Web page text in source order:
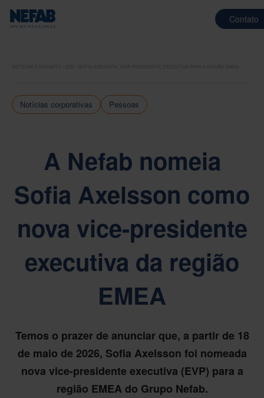
Contato
NOTÍCIAS E INSIGHTS SOFIA AXELSSON, VICE-PRESIDENTE EXECUTIVA PARA A REGIÃO EMEA
Notícias corporativas Pessoas
A Nefab nomeia
Sofia Axelsson como
nova vice-presidente
executiva da região
EMEA
Temos o prazer de anunciar que, a partir de 18
de maio de 2026, Sofia Axelsson foi nomeada
nova vice-presidente executiva (EVP) para a
região EMEA do Grupo Nefab.